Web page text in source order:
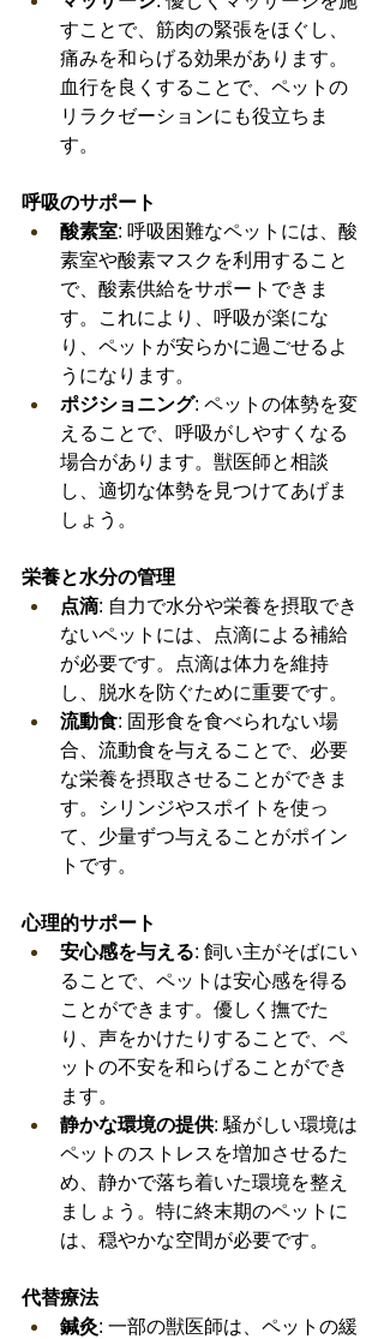
すことで、筋肉の緊張をほぐし、
痛みを和らげる効果があります。
血行を良くすることで、ペットの
リラクゼーションにも役立ちま
す。
呼吸のサポート
酸素室: 呼吸困難なペットには、酸
素室や酸素マスクを利用すること
で、酸素供給をサポートできま
す。これにより、呼吸が楽にな
り、ペットが安らかに過ごせるよ
うになります。
ポジショニング: ペットの体勢を変
えることで、呼吸がしやすくなる
場合があります。獣医師と相談
し、適切な体勢を見つけてあげま
しょう。
栄養と水分の管理
点滴: 自力で水分や栄養を摂取でき
ないペットには、点滴による補給
が必要です。点滴は体力を維持
し、脱水を防ぐために重要です。
流動食: 固形食を食べられない場
合、流動食を与えることで、必要
な栄養を摂取させることができま
す。シリンジやスポイトを使っ
て、少量ずつ与えることがポイン
トです。
心理的サポート
安心感を与える: 飼い主がそばにい
ることで、ペットは安心感を得る
ことができます。優しく撫でた
り、声をかけたりすることで、ペ
ットの不安を和らげることができ
ます。
静かな環境の提供: 騒がしい環境は
ペットのストレスを増加させるた
め、静かで落ち着いた環境を整え
ましょう。特に終末期のペットに
は、穏やかな空間が必要です。
代替療法
鍼灸: 一部の獣医師は、ペットの緩